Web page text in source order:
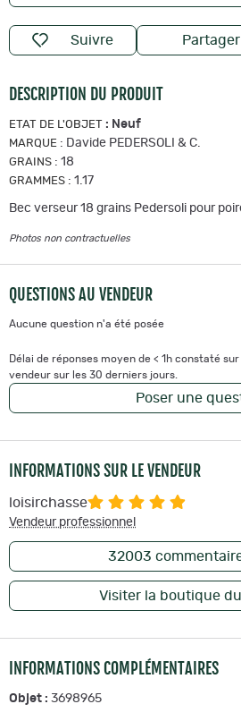
Suivre Partager
DESCRIPTION DU PRODUIT
ETAT DE L'OBJET : Neuf
MARQUE : Davide PEDERSOLI & C.
GRAINS : 18
GRAMMES : 1.17
Bec verseur 18 grains Pedersoli pour
Photos non contractuelles
QUESTIONS AU VENDEUR
Aucune question n'a été posée
Délai de réponses moyen de < 1h constaté
vendeur sur les 30 derniers jours.
Poser une
INFORMATIONS SUR LE VENDEUR
loisirchasse
Vendeur professionnel
32003
Visiter la boutique
INFORMATIONS COMPLÉMENTAIRES
Objet : 3698965